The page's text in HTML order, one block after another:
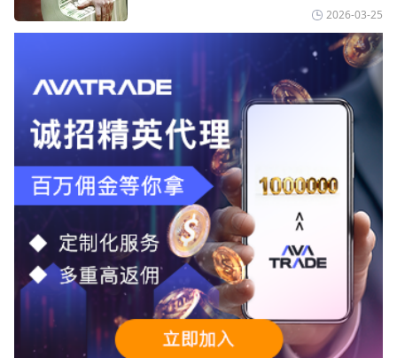
易成本极低、产品极其丰富、ASIC监管
+千万保险加持的全球知名经纪商，特别适
合活跃交易者和股票CFD投资者。通过
TMGM官网交易资讯了解，周三亚洲交易
时段,油价暴跌逾6%,布伦特原油跌破每桶
100美元
2026-03-25